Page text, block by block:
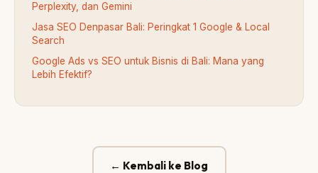
Perplexity, dan Gemini
Jasa SEO Denpasar Bali: Peringkat 1 Google & Local
Search
Google Ads vs SEO untuk Bisnis di Bali: Mana yang
Lebih Efektif?
← Kembali ke Blog